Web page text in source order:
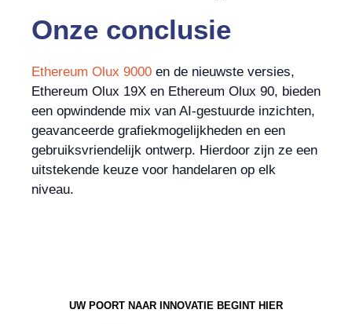
Onze conclusie
Ethereum Olux 9000 en de nieuwste versies,
Ethereum Olux 19X en Ethereum Olux 90, bieden
een opwindende mix van AI-gestuurde inzichten,
geavanceerde grafiekmogelijkheden en een
gebruiksvriendelijk ontwerp. Hierdoor zijn ze een
uitstekende keuze voor handelaren op elk
niveau.
UW POORT NAAR INNOVATIE BEGINT HIER